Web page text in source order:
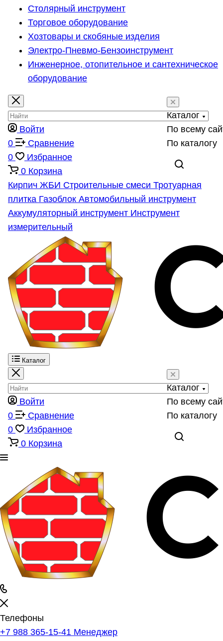
Столярный инструмент
Торговое оборудование
Хозтовары и скобяные изделия
Электро-Пневмо-Бензоинструмент
Инженерное, отопительное и сантехническое
оборудование
Каталог
По всему
По каталогу
Войти
0
Сравнение
0
Избранное
0 Корзина
Кирпич ЖБИ Строительные смеси Тротуарная
плитка Газоблок Автомобильный инструмент
Аккумуляторный инструмент Инструмент
измерительный
Каталог
Каталог
По всему
По каталогу
Войти
0
Сравнение
0
Избранное
0 Корзина
Телефоны
+7 988 365-15-41 Менеджер